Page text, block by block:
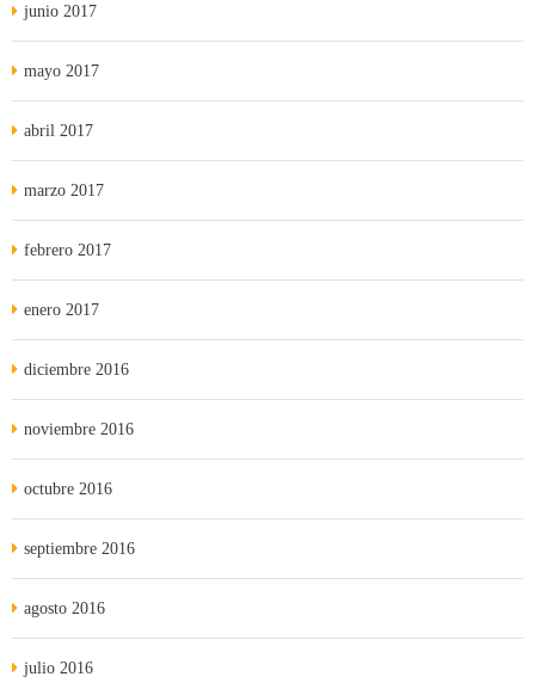
junio 2017
mayo 2017
abril 2017
marzo 2017
febrero 2017
enero 2017
diciembre 2016
noviembre 2016
octubre 2016
septiembre 2016
agosto 2016
julio 2016